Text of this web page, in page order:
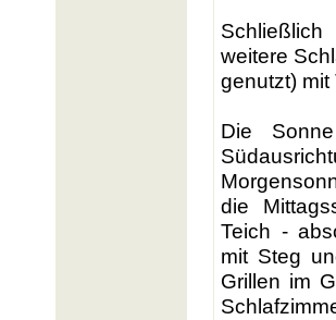
weitere
genutzt)
Die
die
Teich -
mit Steg
Grillen im